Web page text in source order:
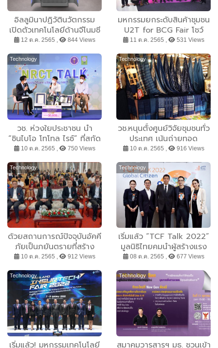
อิลลูมินาปฏิวัตินวัตกรรม
เปิดตัวเทคโนโลยีด้านจีโนมซี
รี่ย์ใหม่ NovaSeq™ X
ได้รวดเร็วและมีประสิทธิภาพ
ยิ่งขึ้น ช่วยยกระดับสุขภาพ
มนุษย์
12 ต.ค. 2565 , 844 Views
มหกรรมยกระดับสินค้าชุมชน
U2T for BCG Fair โชว์
ของดี 4 ภูมิภาค ร่วม
สินค้าภูมิปัญญาท้องถิ่นใน
มิติใหม่ กระตุ้นเศรษฐกิจ
ชุมชน พร้อมสู่สากลสำเร็จ
11 ต.ค. 2565 , 531 Views
Technology
วช. ห่วงใยประชาชน นำ
“ซินไบโอ โทโทล ไรซ์” ที่สกัด
จากข้าวไทย มาแนะนำบนเวที
นวัตกรรมสายอุดมศึกษา
ครั้งที่ 3
10 ต.ค. 2565 , 750 Views
Technology
วช.หนุนตั้งศูนย์วิจัยชุมชนทั่ว
ประเทศ เน้นถ่ายทอด
เทคโนโลยีที่เหมาะสม โชว์
สุขภาพ บ้านดอนกอย
จ.สกลนคร ผลงานทีม มรภ.
สกลนคร ร่วมกับเครือข่าย
วิจัยภาคตะวันออกเฉียง
เหนือ ต่อยอดองค์ความรู้
จากปราชญ์ชาวบ้านสู่การยก
ระดับผ้าย้อมครามเชิงสุขภาพ
10 ต.ค. 2565 , 916 Views
Technology
ด้วยสถานการณ์ปัจจุบันอัคคี
ภัยเป็นภยันตรายที่สร้าง
ความสูญเสียต่อชีวิตและ
ทรัพย์สินมาอย่างมากมาย
จากเหตุเพลิงไหม้หลาก
หลายกรณี ที่สามารถเกิดได้
ในชีวิตประจำวันบางครั้งอาจ
ไม่ทันตั้งตัวและคาดคิดมา
ก่อน เป็นเวลากว่า 3 ปี ที่
สองบริษัทไทยร่วมกันคว้า
แคปซูลดับเพลิง
10 ต.ค. 2565 , 912 Views
Technology
เริ่มแล้ว “TCF Talk 2022”
มูลนิธิไทยคมนำผู้สร้างแรง
บันดาลใจขึ้นเวทีถ่ายทอด
ประสบการณ์หนุนคนไทยก้าว
ไปเป็นพลเมืองโลก โดยมี
เยาวชนและผู้ที่สนใจเข้าร่วม
งานอย่างล้นหลาม
08 ต.ค. 2565 , 677 Views
Technology
เริ่มแล้ว! มหกรรมเทคโนโลยี
Technology
สมาคมวารสารฯ มธ. ชวนเข้า